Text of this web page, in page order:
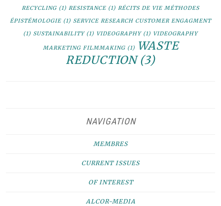
RECYCLING (1) RESISTANCE (1) RÉCITS DE VIE MÉTHODES
ÉPISTÉMOLOGIE (1) SERVICE RESEARCH CUSTOMER ENGAGMENT
(1) SUSTAINABILITY(1) VIDEOGRAPHY(1) VIDEOGRAPHY
MARKETING FILMMAKING(1)
WASTE
REDUCTION(3)
NAVIGATION
MEMBRES
CURRENT ISSUES
OF INTEREST
ALCOR-MEDIA